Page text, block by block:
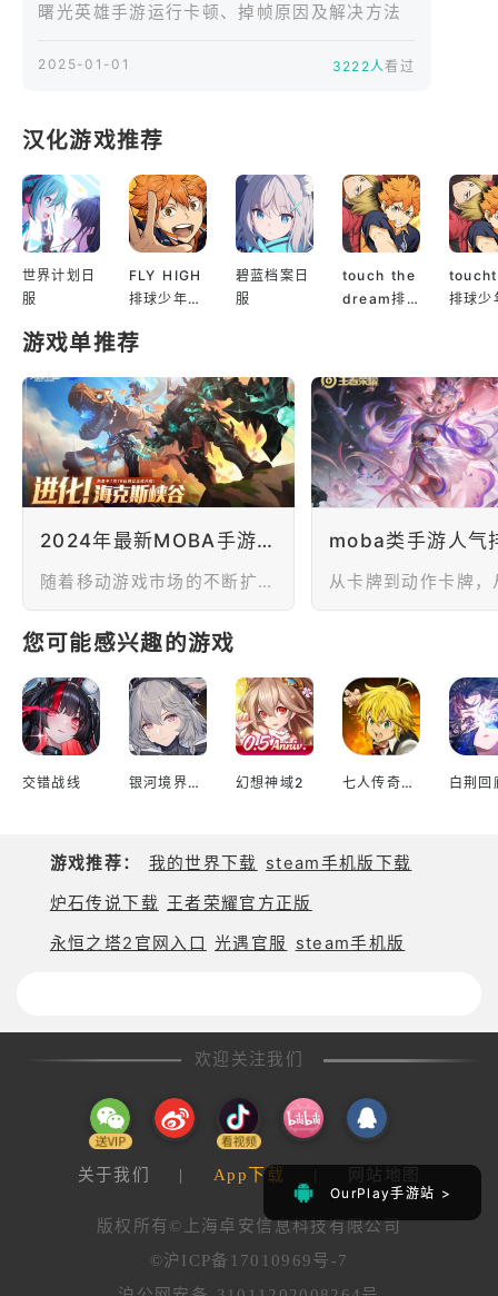
OurPlay手游站 >
曙光英雄手游运行卡顿、掉帧原因及解决方法
2025-01-01 3222人看过
汉化游戏推荐
世界计划日
服
FLY HIGH
排球少年日
碧蓝档案日
服
touch the
dream排
排球少
游戏单推荐
2024年最新MOBA手游推荐：多元选择，精彩无限
随着移动游戏市场的不断扩大，MOBA类手游也持续走高，提供了丰富多样的游戏体验。无论你是竞技玩家还是休闲玩家，以下几款MOBA手游将为你带来绝佳的战斗乐趣。
您可能感兴趣的游戏
交错战线 银河境界线繁中版 幻想神域2 七人传奇光与暗之交战
OurPlay手游站 >
游戏推荐： 我的世界下载 steam手机版下载
炉石传说下载 王者荣耀官方正版
永恒之塔2官网入口 光遇官服 steam手机版
欢迎关注我们
关于我们 | App下载 网站地图
版权所有©上海卓安信息科技有限公司
©沪ICP备17010969号-7